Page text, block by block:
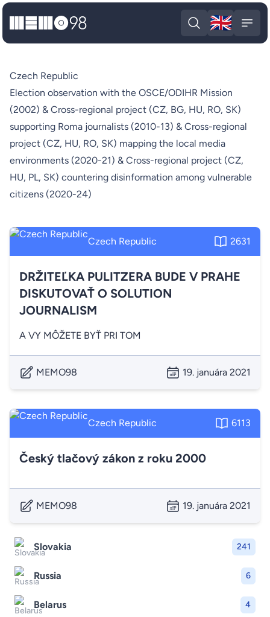
MEMO98
Open search
🇬🇧
Slovakia 241
Russia 6
Belarus 4
Czech Republic
Election observation with the OSCE/ODIHR Mission
(2002) & Cross-regional project (CZ, BG, HU, RO, SK)
supporting Roma journalists (2010-13) & Cross-regional
project (CZ, HU, RO, SK) mapping the local media
environments (2020-21) & Cross-regional project (CZ,
HU, PL, SK) countering disinformation among vulnerable
citizens (2020-24)
Czech Republic 2631
DRŽITEĽKA PULITZERA BUDE V PRAHE
DISKUTOVAŤ O SOLUTION
JOURNALISM
A VY MÔŽETE BYŤ PRI TOM
MEMO98 19. januára 2021
Czech Republic 6113
Český tlačový zákon z roku 2000
MEMO98 19. januára 2021